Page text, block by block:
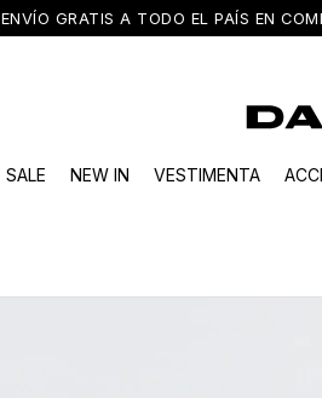
ENVÍO GRATIS A TODO EL PAÍS EN
SALE NEW IN VESTIMENTA